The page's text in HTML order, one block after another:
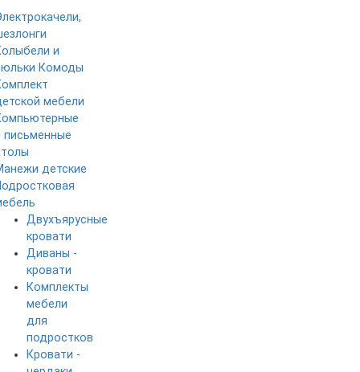
и
Комоды
мебели
письменные
детские
Двухъярусные
кровати
Диваны -
кровати
Комплекты
мебели
для
подростков
Кровати -